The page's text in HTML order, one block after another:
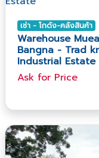
เช่า - โกดัง-คลังสินค้า
Warehouse
Bangna - Trad
Industrial Estate
Ask​ for​ Price